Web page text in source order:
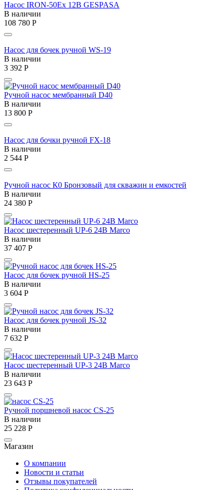
Насос IRON-50Ex 12В GESPASA
В наличии
108 780 Р
Насос для бочек ручной WS-19
В наличии
3 392 Р
Ручной насос мембранный D40
В наличии
13 800 Р
Насос для бочки ручной FX-18
В наличии
2 544 Р
Ручной насос К0 Бронзовый для скважин и емкостей
В наличии
24 380 Р
Насос шестеренный UP-6 24В Marco
В наличии
37 407 Р
Насос для бочек ручной HS-25
В наличии
3 604 Р
Насос для бочек ручной JS-32
В наличии
7 632 Р
Насос шестеренный UP-3 24В Marco
В наличии
23 643 Р
Ручной поршневой насос CS-25
В наличии
25 228 Р
Магазин
О компании
Новости и статьи
Отзывы покупателей